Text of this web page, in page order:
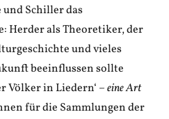
Schiller das
Herder als Theoretiker, der
und vieles
beeinflussen sollte
Völker in Liedern‘ –eine Art
für die Sammlungen der